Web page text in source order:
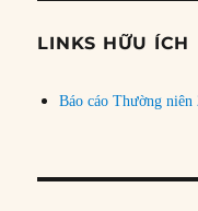
đề
LINKS HỮU ÍCH
Báo cáo Thường